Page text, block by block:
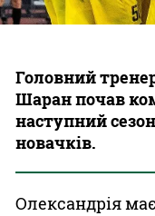
Головний
Шаран почав
наступний
новачків.
Олександрія